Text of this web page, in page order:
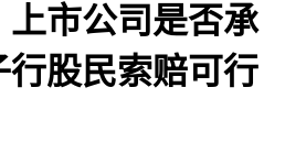
市公司是否承
股民索赔可行